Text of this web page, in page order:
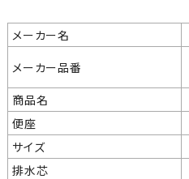
メーカー名
メーカー品番
商品名
便座
サイズ
排水芯